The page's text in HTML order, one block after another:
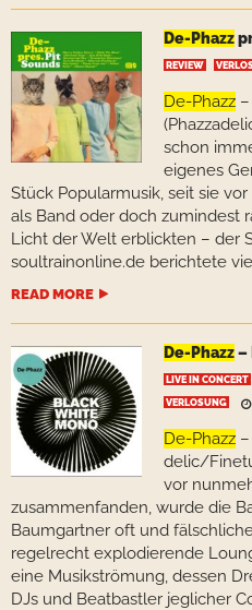
De-Phazz
REVIEW
De-Phazz –
schon
eigenes
Stück Popularmusik, seit sie
als Band oder doch zumindest
Licht der Welt erblickten – der
soultrainonline.de berichtete
READ MORE
De-Phazz–
LIVE IN CONCERT
VERLOSUNG
De-Phazz
delic/
vor
zusammenfanden, wurde die
Baumgartner oft und
regelrecht explodierende
eine Musikströmung, dessen
DJs und Beatbastler jeglicher